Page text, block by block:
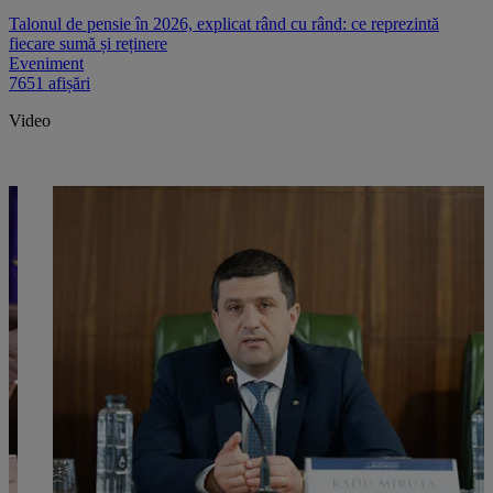
Talonul de pensie în 2026, explicat rând cu rând: ce reprezintă
fiecare sumă și reținere
Eveniment
7651 afișări
Video